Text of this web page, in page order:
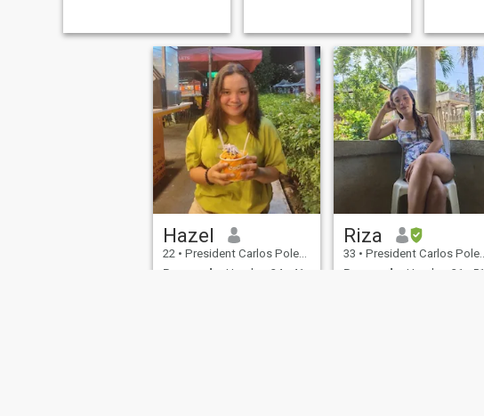
Hazel
22 • President Carlos Polestico Garcia, Bohol, Filipinas
Buscando:
Hombre 24 - 41
Riza
33 • President Carlos Polestico Garcia, Bohol, Filipinas
Buscando:
Hombre 31 - 51